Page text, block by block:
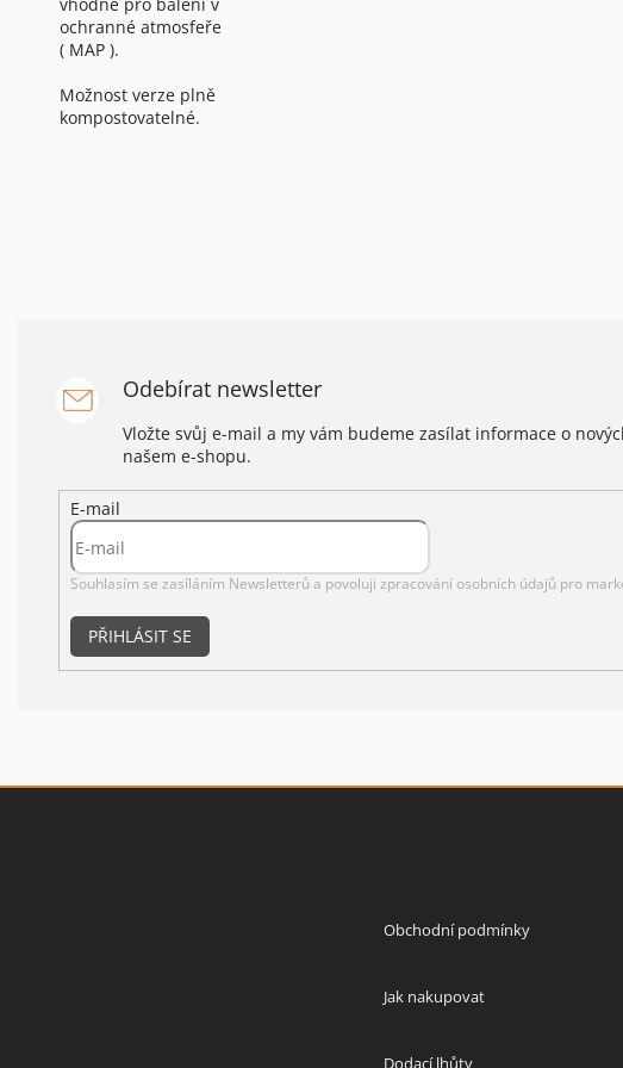
vhodné pro balení v
ochranné atmosfeře
( MAP ).
Možnost verze plně
kompostovatelné.
Odebírat newsletter
Vložte svůj e-mail a my vám budeme zasílat informace o
našem e-shopu.
E-mail
Souhlasím se zasíláním Newsletterů a povoluji zpracování osobních údajů pro
PŘIHLÁSIT SE
Z
Obchodní podmínky
Jak nakupovat
Dodací lhůty